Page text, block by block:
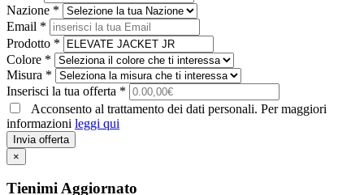
Nazione *
Email *
Prodotto *
Colore *
Misura *
Inserisci la tua offerta *
Acconsento al trattamento dei dati personali. Per maggiori
informazioni leggi qui
Invia offerta
×
Tienimi Aggiornato